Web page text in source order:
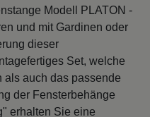
Modell PLATON -
und mit Gardinen oder
dieser
Set, welche
auch das passende
der Fensterbehänge
erhalten Sie eine